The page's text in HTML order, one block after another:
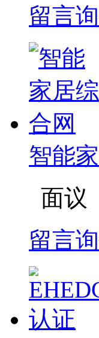
留言
智能
面议
留言